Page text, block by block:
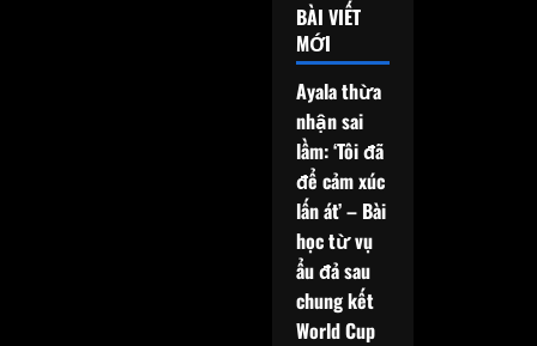
BÀI VIẾT
MỚI
Ayala thừa
nhận sai
lầm: ‘Tôi đã
để cảm xúc
lấn át’ – Bài
học từ vụ
ẩu đả sau
chung kết
World Cup